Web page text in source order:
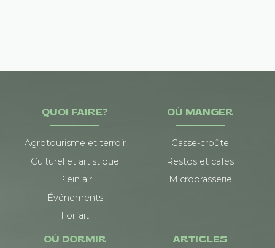
QUOI FAIRE?
Agrotourisme et terroir
Culturel et artistique
Plein air
Événements
Forfait
OÙ MANGER
Casse-croûte
Restos et cafés
Microbrasserie
OÙ DORMIR ARTICLES